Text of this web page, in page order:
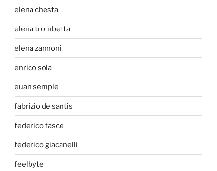
elena chesta
elena trombetta
elena zannoni
enrico sola
euan semple
fabrizio de santis
federico fasce
federico giacanelli
feelbyte